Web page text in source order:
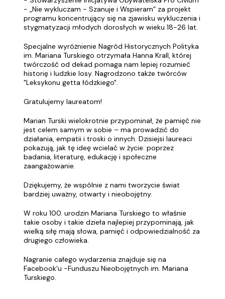
- „Nie wykluczam - Szanuje i Wspieram” za projekt
programu koncentrujący się na zjawisku wykluczenia i
stygmatyzacji młodych dorosłych w wieku 18-26 lat.
Specjalne wyróżnienie Nagród Historycznych Polityka
im. Mariana Turskiego otrzymała Hanna Krall, której
twórczość od dekad pomaga nam lepiej rozumieć
historię i ludzkie losy. Nagrodzono także twórców
"Leksykonu getta łódzkiego".
Gratulujemy laureatom!
Marian Turski wielokrotnie przypominał, że pamięć nie
jest celem samym w sobie – ma prowadzić do
działania, empatii i troski o innych. Dzisiejsi laureaci
pokazują, jak tę ideę wcielać w życie: poprzez
badania, literaturę, edukację i społeczne
zaangażowanie.
Dziękujemy, że wspólnie z nami tworzycie świat
bardziej uważny, otwarty i nieobojętny.
W roku 100. urodzin Mariana Turskiego to właśnie
takie osoby i takie dzieła najlepiej przypominają, jak
wielką siłę mają słowa, pamięć i odpowiedzialność za
drugiego człowieka.
Nagranie całego wydarzenia znajduje się na
Facebook'u -Funduszu Nieobojętnych im. Mariana
Turskiego.